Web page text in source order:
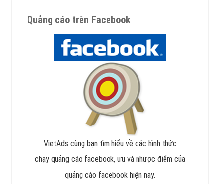
Quảng cáo trên Facebook
VietAds cùng bạn tìm hiểu về các hình thức
chạy quảng cáo facebook, ưu và nhược điểm của
quảng cáo facebook hiện nay.